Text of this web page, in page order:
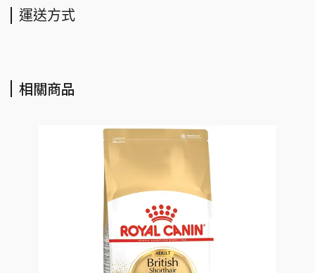
運送方式
相關商品